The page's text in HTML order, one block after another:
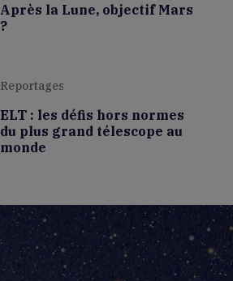
Après la Lune, objectif Mars
?
Reportages
ELT : les défis hors normes
du plus grand télescope au
monde